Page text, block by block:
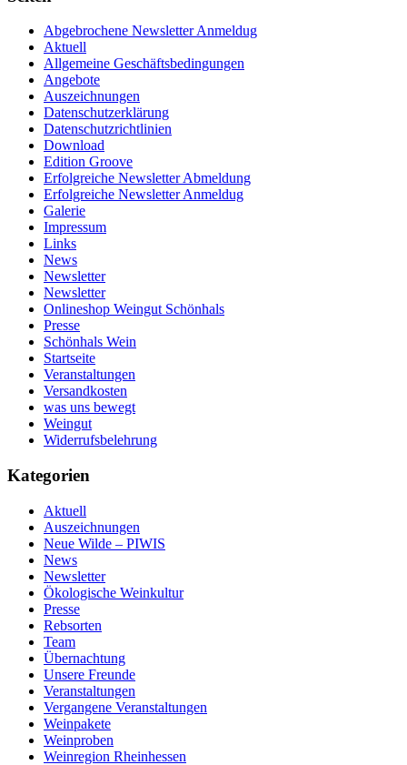
Abgebrochene Newsletter Anmeldug
Aktuell
Allgemeine Geschäftsbedingungen
Angebote
Auszeichnungen
Datenschutzerklärung
Datenschutzrichtlinien
Download
Edition Groove
Erfolgreiche Newsletter Abmeldung
Erfolgreiche Newsletter Anmeldug
Galerie
Impressum
Links
News
Newsletter
Newsletter
Onlineshop Weingut Schönhals
Presse
Schönhals Wein
Startseite
Veranstaltungen
Versandkosten
was uns bewegt
Weingut
Widerrufsbelehrung
Kategorien
Aktuell
Auszeichnungen
Neue Wilde – PIWIS
News
Newsletter
Ökologische Weinkultur
Presse
Rebsorten
Team
Übernachtung
Unsere Freunde
Veranstaltungen
Vergangene Veranstaltungen
Weinpakete
Weinproben
Weinregion Rheinhessen